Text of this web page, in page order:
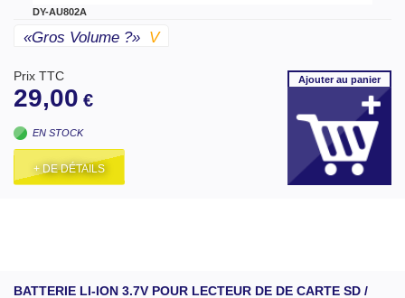
DY-AU802A
«gros Volume ?» V
Prix TTC
29,00 €
EN STOCK
+ DE DÉTAILS
Ajouterau panier
BATTERIE LI-ION 3.7V POUR LECTEUR DE DE CARTE SD /